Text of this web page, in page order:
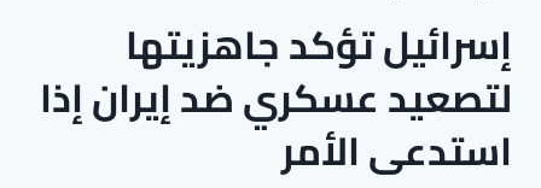
إسرائيل تؤكد جاهزيتها
لتصعيد عسكري ضد إيران إذا
استدعى الأمر